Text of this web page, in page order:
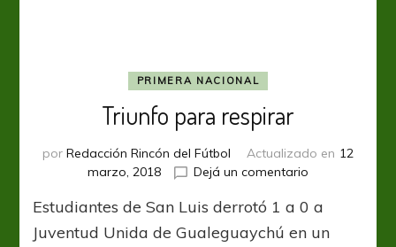
PRIMERA NACIONAL
Triunfo para respirar
por Redacción Rincón del Fútbol Actualizado en 12
marzo, 2018
Dejá un comentario
para
respirar
Estudiantes de San Luis derrotó 1 a 0 a
Juventud Unida de Gualeguaychú en un